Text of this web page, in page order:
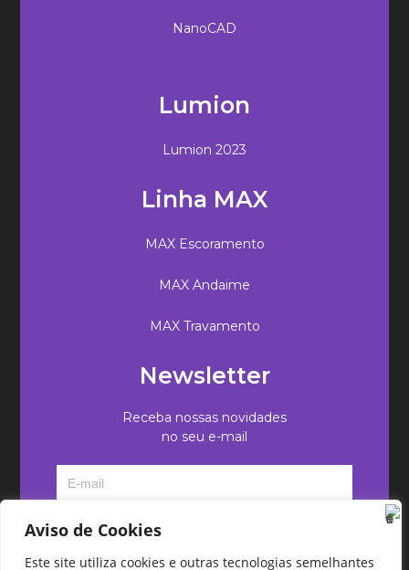
Aviso de Cookies
Este site utiliza cookies e outras tecnologias semelhantes
NanoCAD
Lumion
Lumion 2023
Linha MAX
MAX Escoramento
MAX Andaime
MAX Travamento
Newsletter
Receba nossas novidades
no seu e-mail